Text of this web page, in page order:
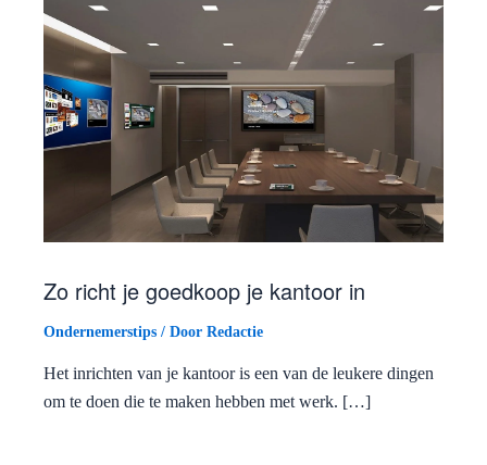
Zo richt je goedkoop je kantoor in
Ondernemerstips / Door Redactie
Het inrichten van je kantoor is een van de leukere dingen
om te doen die te maken hebben met werk. […]